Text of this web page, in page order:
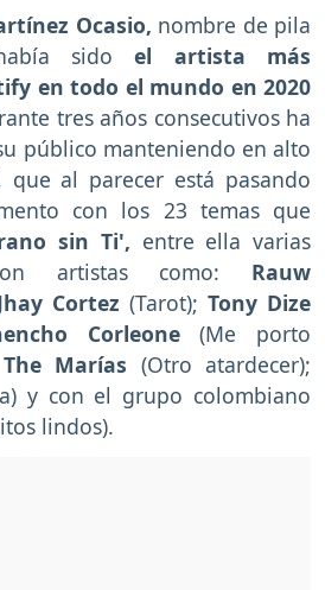
Ocasio, nombre de pila
sido el artista más
en todo el mundo en 2020
tres años consecutivos ha
público manteniendo en alto
que al parecer está pasando
con los 23 temas que
sin Ti', entre ella varias
artistas como: Rauw
Cortez (Tarot); Tony Dize
Corleone(Me porto
The Marías (Otro atardecer);
y con el grupo colombiano
lindos).